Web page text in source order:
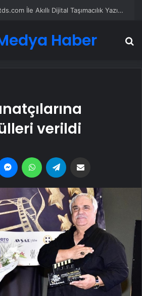
UETDS Nedir ? Uetds.com İle Akıllı Dijital Taşımacılık Yazılımı
Haber
verildi
MessengerWhatsApp